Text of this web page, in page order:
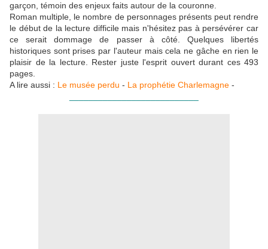
garçon, témoin des enjeux faits autour de la couronne.
Roman multiple, le nombre de personnages présents peut rendre
le début de la lecture difficile mais n'hésitez pas à persévérer car
ce serait dommage de passer à côté. Quelques libertés
historiques sont prises par l'auteur mais cela ne gâche en rien le
plaisir de la lecture. Rester juste l'esprit ouvert durant ces 493
pages.
A lire aussi : Le musée perdu - La prophétie Charlemagne -